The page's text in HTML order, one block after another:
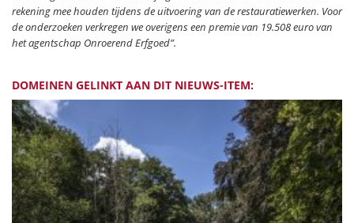
rekening mee houden tijdens de uitvoering van de restauratiewerken. Voor
de onderzoeken verkregen we overigens een premie van 19.508 euro van
het agentschap Onroerend Erfgoed”.
DOMEINEN GELINKT AAN DIT NIEUWS-ITEM: